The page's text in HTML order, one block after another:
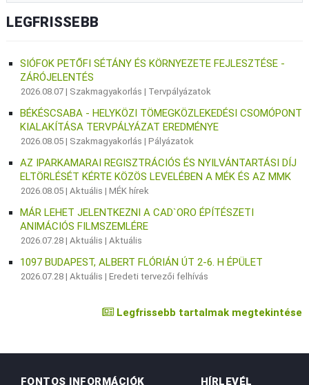
LEGFRISSEBB
SIÓFOK PETŐFI SÉTÁNY ÉS KÖRNYEZETE FEJLESZTÉSE -
ZÁRÓJELENTÉS
2026.08.07 | Szakmagyakorlás | Tervpályázatok
BÉKÉSCSABA - HELYKÖZI TÖMEGKÖZLEKEDÉSI CSOMÓPONT
KIALAKÍTÁSA TERVPÁLYÁZAT EREDMÉNYE
2026.08.05 | Szakmagyakorlás |Pályázatok
AZ IPARKAMARAI REGISZTRÁCIÓS ÉS NYILVÁNTARTÁSI DÍJ
ELTÖRLÉSÉT KÉRTE KÖZÖS LEVELÉBEN A MÉK ÉS AZ MMK
2026.08.05 |Aktuális |MÉK hírek
MÁR LEHET JELENTKEZNI A CAD`ORO ÉPÍTÉSZETI
ANIMÁCIÓS FILMSZEMLÉRE
2026.07.28 |Aktuális |Aktuális
1097 BUDAPEST, ALBERT FLÓRIÁN ÚT 2-6. H ÉPÜLET
2026.07.28 |Aktuális |Eredeti tervezői felhívás
Legfrissebb tartalmak megtekintése
FONTOS INFORMÁCIÓK HÍRLEVÉL